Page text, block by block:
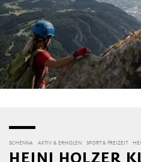
SCHENNA AKTIV & ERHOLEN SPORT & FREIZEIT
HEINI HOLZER